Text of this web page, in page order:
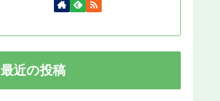
最近の投稿